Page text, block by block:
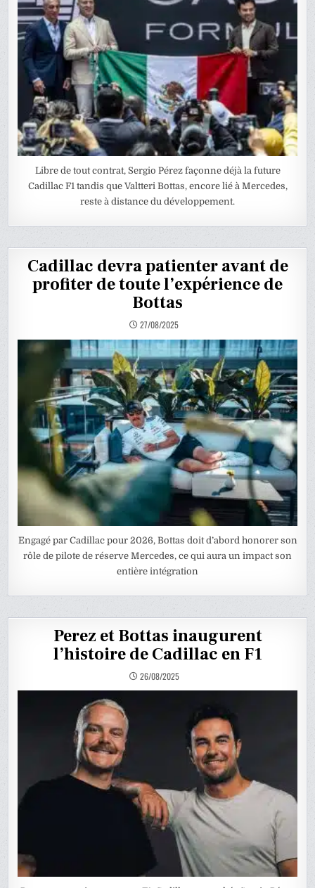
Libre de tout contrat, Sergio Pérez façonne déjà la future
Cadillac F1 tandis que Valtteri Bottas, encore lié à Mercedes,
reste à distance du développement.
Cadillac devra patienter avant de
profiter de toute l’expérience de
Bottas
27/08/2025
Engagé par Cadillac pour 2026, Bottas doit d’abord honorer son
rôle de pilote de réserve Mercedes, ce qui aura un impact son
entière intégration
Perez et Bottas inaugurent
l’histoire de Cadillac en F1
26/08/2025